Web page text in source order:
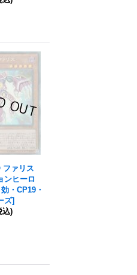
ファリス
ンヒーロ
・CP19・
ズ]
込)